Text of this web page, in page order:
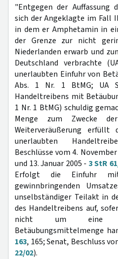
"Entgegen der Auffassung
sich der Angeklagte im Fall
in dem er Amphetamin in
der Grenze zur nicht
Niederlanden erwarb und
Deutschland verbrachte
unerlaubten Einfuhr von
Abs. 1 Nr. 1 BtMG; UA
Handeltreibens mit
1 Nr. 1 BtMG) schuldig
Menge zum Zwecke der
Weiterveräußerung erfüllt
unerlaubten
Beschlüsse vom 4.
und 13. Januar 2005 - 3 StR
Erfolgt die Einfuhr
gewinnbringenden
unselbständiger Teilakt in
des Handeltreibens auf,
nicht um eine
Betäubungsmittelmenge
163, 165; Senat, Beschluss
22/02).